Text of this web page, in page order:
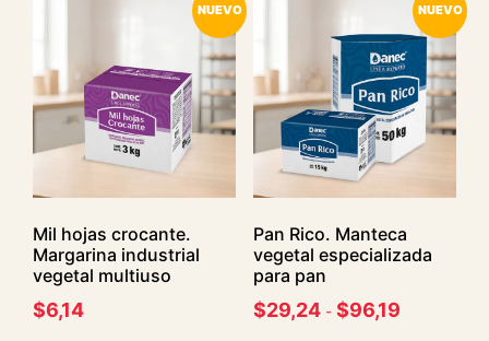
NUEVO
Mil hojas crocante.
Margarina industrial
vegetal multiuso
$6,14
NUEVO
Pan Rico. Manteca
vegetal especializada
para pan
$29,24 - $96,19